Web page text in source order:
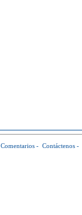
Comentarios - Contáctenos -